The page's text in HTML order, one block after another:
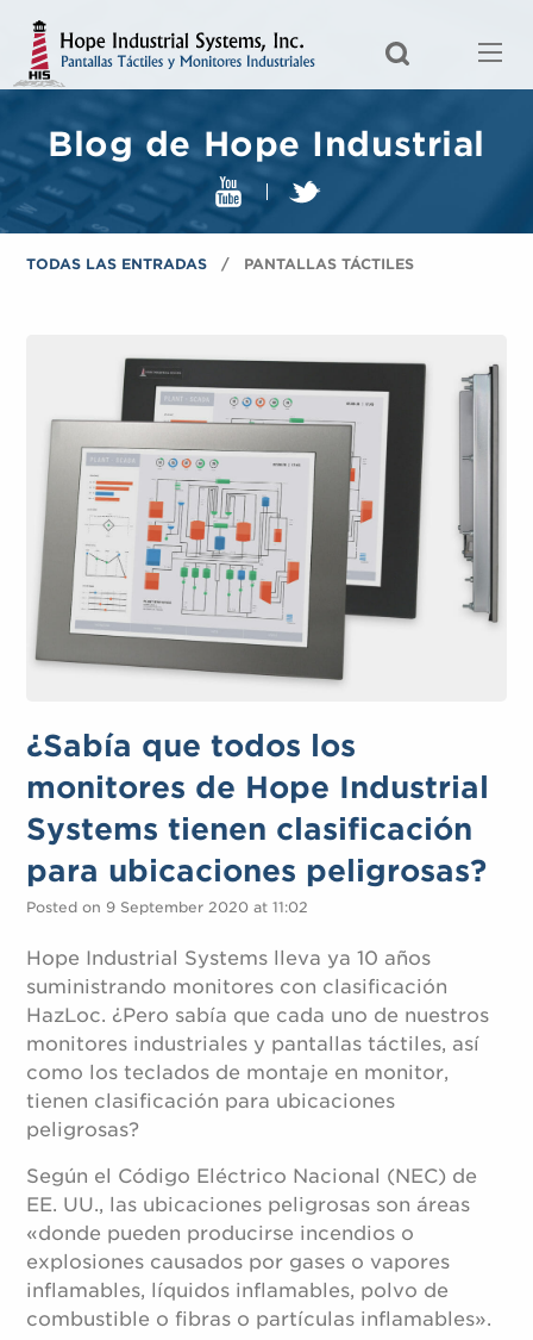
Blog de Hope Industrial
TODAS LAS ENTRADAS PANTALLAS TÁCTILES
¿Sabía que todos los
monitores de Hope Industrial
Systems tienen clasificación
para ubicaciones peligrosas?
Posted on 9 September 2020 at 11:02
Hope Industrial Systems lleva ya 10 años
suministrando monitores con clasificación
HazLoc. ¿Pero sabía que cada uno de nuestros
monitores industriales y pantallas táctiles, así
como los teclados de montaje en monitor,
tienen clasificación para ubicaciones
peligrosas?
Según el Código Eléctrico Nacional (NEC) de
EE. UU., las ubicaciones peligrosas son áreas
«donde pueden producirse incendios o
explosiones causados por gases o vapores
inflamables, líquidos inflamables, polvo de
combustible o fibras o partículas inflamables».